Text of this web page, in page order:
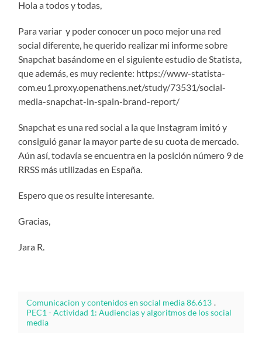
Hola a todos y todas,
Para variar y poder conocer un poco mejor una red
social diferente, he querido realizar mi informe sobre
Snapchat basándome en el siguiente estudio de Statista,
que además, es muy reciente: https://www-statista-
com.eu1.proxy.openathens.net/study/73531/social-
media-snapchat-in-spain-brand-report/
Snapchat es una red social a la que Instagram imitó y
consiguió ganar la mayor parte de su cuota de mercado.
Aún así, todavía se encuentra en la posición número 9 de
RRSS más utilizadas en España.
Espero que os resulte interesante.
Gracias,
Jara R.
Comunicacion y contenidos en social media 86.613 .
PEC1 - Actividad 1: Audiencias y algoritmos de los social
media